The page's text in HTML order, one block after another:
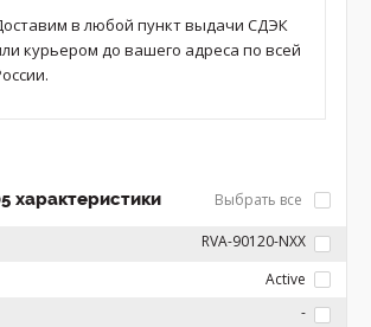
в любой пункт выдачи СДЭК
курьером до вашего адреса по всей
характеристики Выбрать все
RVA-90120-NXX
Active
-